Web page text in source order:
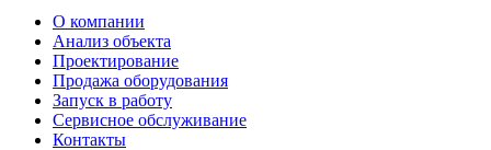
О компании
Анализ объекта
Проектирование
Продажа оборудования
Запуск в работу
Сервисное обслуживание
Контакты